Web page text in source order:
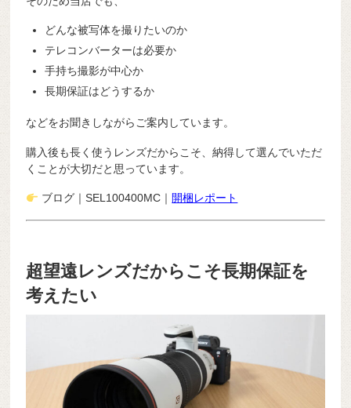
どんな被写体を撮りたいのか
テレコンバーターは必要か
手持ち撮影が中心か
長期保証はどうするか
などをお聞きしながらご案内しています。
購入後も長く使うレンズだからこそ、納得して選んでいただ
くことが大切だと思っています。
ブログ｜SEL100400MC｜ 開梱レポート
超望遠レンズだからこそ長期保証を
考えたい